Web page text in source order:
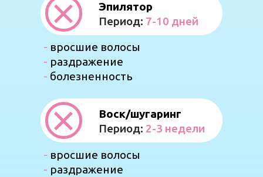
Эпилятор
Период: 7-10 дней
Воск/шугаринг
Период: 2-3 недели
- вросшие волосы
- раздражение
- вросшие волосы
- раздражение
- болезненность